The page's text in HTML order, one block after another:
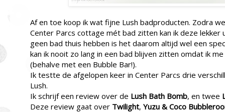
Af en toe koop ik wat fijne Lush badproducten. Zodra
Center Parcs cottage mét bad zitten kan ik deze
geen bad thuis hebben is het daarom altijd wel een
kan ik nooit zo lang in een bad blijven zitten omdat ik
(behalve met een Bubble Bar!).
Ik testte de afgelopen keer in Center Parcs drie
Lush.
Ik schrijf een review over de Lush Bath Bomb, en twee
Deze review gaat over Twilight, Yuzu & Coco